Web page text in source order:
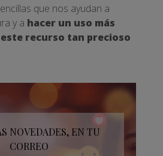
que nos ayudan a
y a hacer un uso más
recurso tan precioso
NOVEDADES, EN TU
CORREO